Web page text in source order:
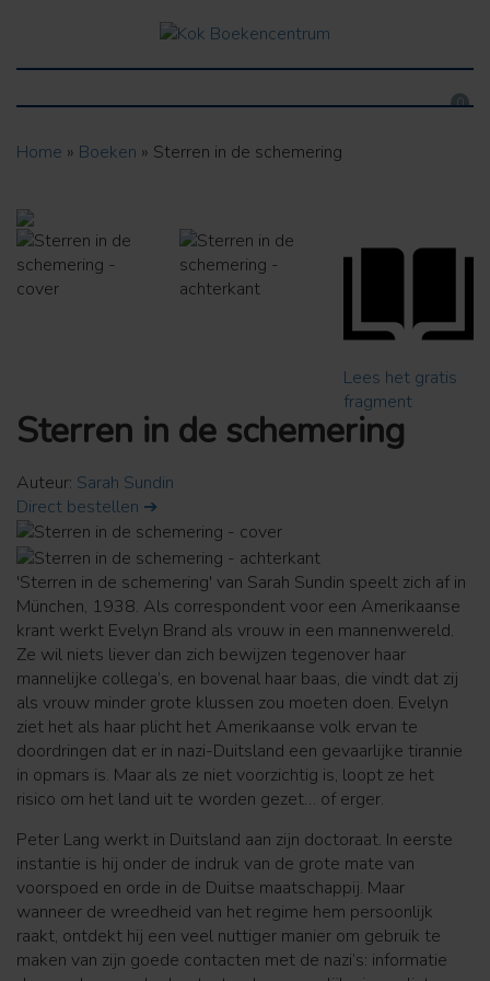
0
Home » Boeken » Sterren in de schemering
Lees het gratis
fragment
Sterren in de schemering
Auteur: Sarah Sundin
Direct bestellen ➔
'Sterren in de schemering' van Sarah Sundin speelt zich af in
München, 1938. Als correspondent voor een Amerikaanse
krant werkt Evelyn Brand als vrouw in een mannenwereld.
Ze wil niets liever dan zich bewijzen tegenover haar
mannelijke collega’s, en bovenal haar baas, die vindt dat zij
als vrouw minder grote klussen zou moeten doen. Evelyn
ziet het als haar plicht het Amerikaanse volk ervan te
doordringen dat er in nazi-Duitsland een gevaarlijke tirannie
in opmars is. Maar als ze niet voorzichtig is, loopt ze het
risico om het land uit te worden gezet… of erger.
Peter Lang werkt in Duitsland aan zijn doctoraat. In eerste
instantie is hij onder de indruk van de grote mate van
voorspoed en orde in de Duitse maatschappij. Maar
wanneer de wreedheid van het regime hem persoonlijk
raakt, ontdekt hij een veel nuttiger manier om gebruik te
maken van zijn goede contacten met de nazi’s: informatie